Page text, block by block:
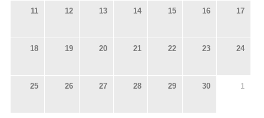
11 12 13 14 15 16 17
18 19 20 21 22 23 24
25 26 27 28 29 30 1